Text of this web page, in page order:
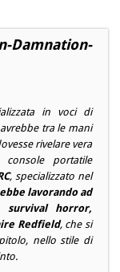
Damnation-
in voci di
tra le mani
rivelare vera
portatile
, specializzato nel
lavorando ad
horror,
Redfield, che si
nello stile di